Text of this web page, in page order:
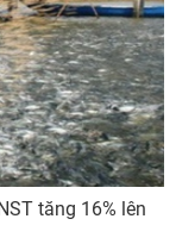
tăng 16% lên